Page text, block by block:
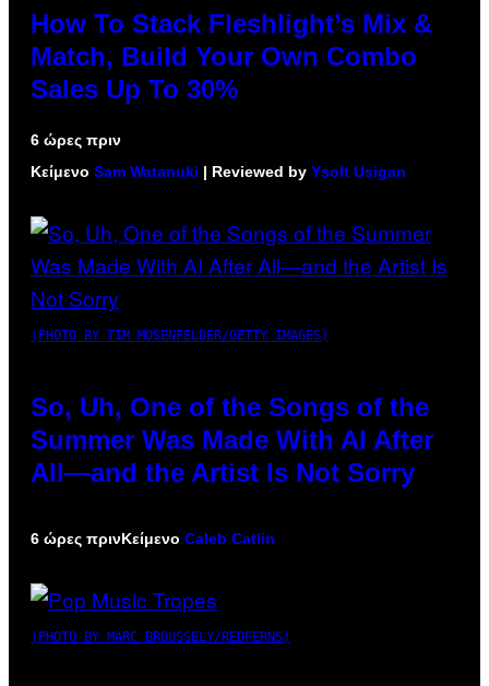
How To Stack Fleshlight’s Mix &
Match, Build Your Own Combo
Sales Up To 30%
6 ώρες πριν
Κείμενο Sam Watanuki | Reviewed by Ysolt Usigan
(PHOTO BY TIM MOSENFELDER/GETTY IMAGES)
So, Uh, One of the Songs of the
Summer Was Made With AI After
All—and the Artist Is Not Sorry
6 ώρες πρινΚείμενο Caleb Catlin
(PHOTO BY MARC BROUSSELY/REDFERNS)